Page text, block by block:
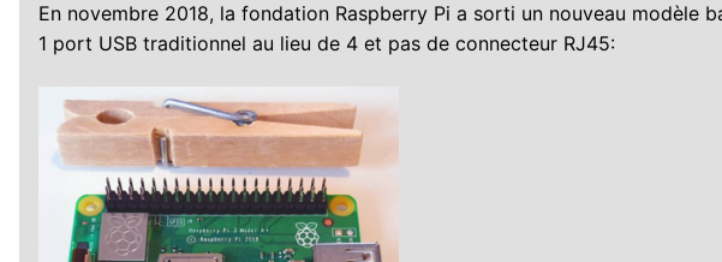
En novembre 2018, la fondation Raspberry Pi a sorti un nouveau modèle
1 port USB traditionnel au lieu de 4 et pas de connecteur RJ45: